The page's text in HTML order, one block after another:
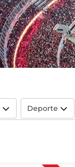
4.
short
5.
buzo
6.
7.
bolso
9.
river
10.
Deporte